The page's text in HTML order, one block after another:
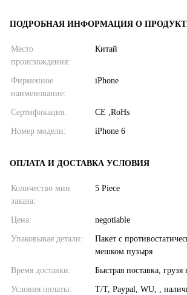
ПОДРОБНАЯ ИНФОРМАЦИЯ О
Место
происхождения:
Китай
Фирменное
наименование:
iPhone
Сертификация: CE ,RoHs
Номер модели: iPhone 6
ОПЛАТА И ДОСТАВКА УСЛОВИЯ
Количество мин
заказа:
5 Piece
Цена: negotiable
Упаковывая детали:
Пакет с
мешком пузыря
Время доставки: Быстрая поставка,
Условия оплаты: T/T, Paypal, WU, ,